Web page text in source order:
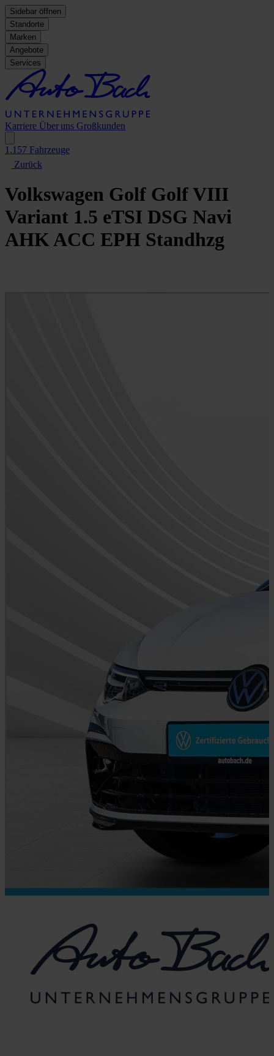
Sidebar öffnen
Standorte
Marken
Angebote
Services
Karriere Über uns Großkunden
1.157 Fahrzeuge
Zurück
Volkswagen Golf Golf VIII
Variant 1.5 eTSI DSG Navi
AHK ACC EPH Standhzg